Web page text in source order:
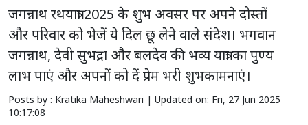
जगन्नाथ रथयात्रा 2025 के शुभ अवसर पर अपने दोस्तों
और परिवार को भेजें ये दिल छू लेने वाले संदेश। भगवान
जगन्नाथ, देवी सुभद्रा और बलदेव की भव्य यात्रा का पुण्य
लाभ पाएं और अपनों को दें प्रेम भरी शुभकामनाएं।
Posts by : Kratika Maheshwari | Updated on: Fri, 27 Jun 2025
10:17:08